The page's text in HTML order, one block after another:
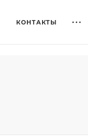
КОНТАКТЫ